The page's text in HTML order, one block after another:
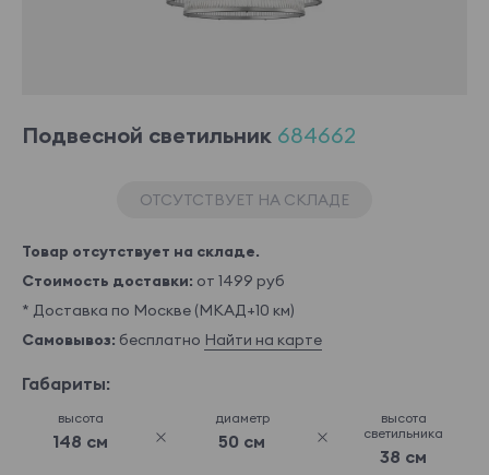
Подвесной светильник 684662
ОТСУТСТВУЕТ НА СКЛАДЕ
Товар отсутствует на складе.
Стоимость доставки: от 1499 руб
* Доставка по Москве (МКАД+10 км)
Самовывоз: бесплатно Найти на карте
Габариты:
высота
148 см
диаметр
50 см
высота
светильника
38 см